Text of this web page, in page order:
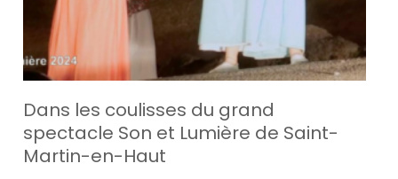
Dans les coulisses du grand
spectacle Son et Lumière de Saint-
Martin-en-Haut